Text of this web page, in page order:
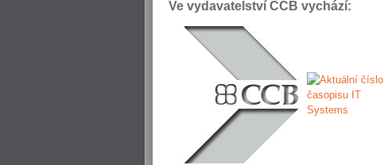
Ve vydavatelství CCB vychází: